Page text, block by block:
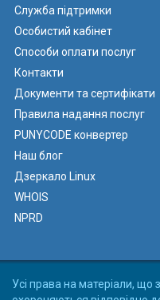
Служба підтримки
Особистий кабінет
Способи оплати послуг
Контакти
Документи та сертифікати
Правила надання послуг
PUNYCODE конвертер
Наш блог
Дзеркало Linux
WHOIS
NPRD
Усі права на матеріали, що